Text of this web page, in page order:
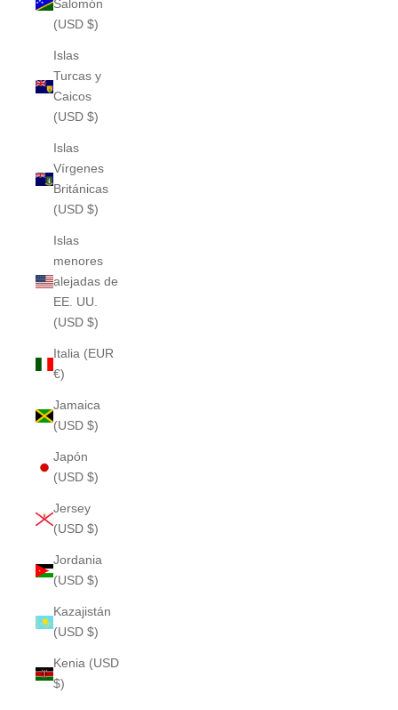
Salomón
(USD $)
Islas
Turcas y
Caicos
(USD $)
Islas
Vírgenes
Británicas
(USD $)
Islas
menores
alejadas de
EE. UU.
(USD $)
Italia (EUR
€)
Jamaica
(USD $)
Japón
(USD $)
Jersey
(USD $)
Jordania
(USD $)
Kazajistán
(USD $)
Kenia (USD
$)